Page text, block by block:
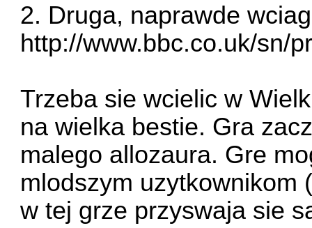
2. Druga, naprawde
http://www.bbc.co.uk/sn/
Trzeba sie wcielic w
na wielka bestie. Gra
malego allozaura. Gre
mlodszym uzytkownikom
w tej grze przyswaja sie